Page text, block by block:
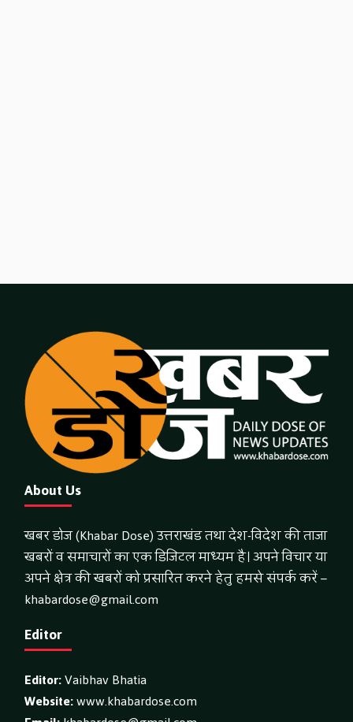
About Us
खबर डोज (Khabar Dose) उत्तराखंड तथा देश-विदेश की ताजा
खबरों व समाचारों का एक डिजिटल माध्यम है। अपने विचार या
अपने क्षेत्र की खबरों को प्रसारित करने हेतु हमसे संपर्क करें –
khabardose@gmail.com
Editor
Editor:Vaibhav Bhatia
Website:www.khabardose.com